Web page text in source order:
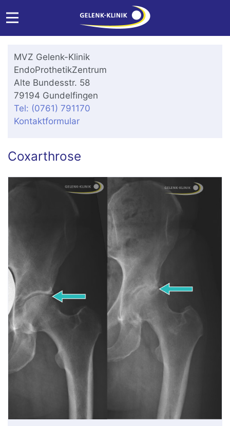
MVZ Gelenk-Klinik
EndoProthetikZentrum
Alte Bundesstr. 58
79194 Gundelfingen
Tel: (0761) 791170
Kontaktformular
Coxarthrose